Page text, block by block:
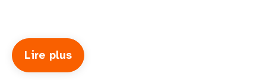
Lire plus about
À